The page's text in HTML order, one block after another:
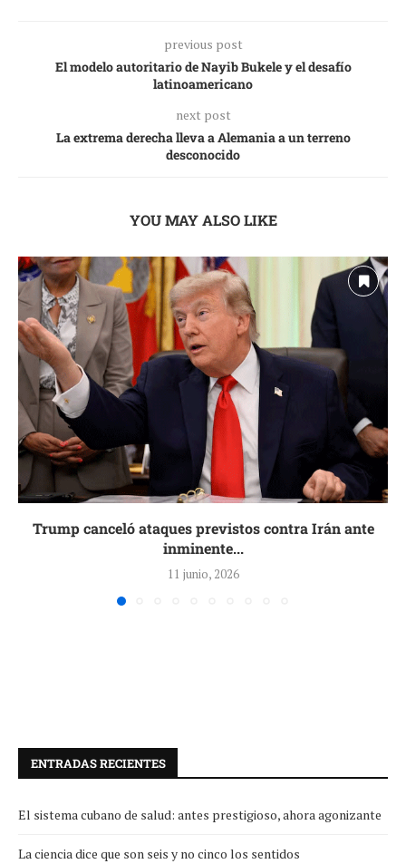
previous post
El modelo autoritario de Nayib Bukele y el desafío
latinoamericano
next post
La extrema derecha lleva a Alemania a un terreno
desconocido
YOU MAY ALSO LIKE
Trump canceló ataques previstos contra Irán ante
inminente...
11 junio, 2026
ENTRADAS RECIENTES
El sistema cubano de salud: antes prestigioso, ahora agonizante
La ciencia dice que son seis y no cinco los sentidos